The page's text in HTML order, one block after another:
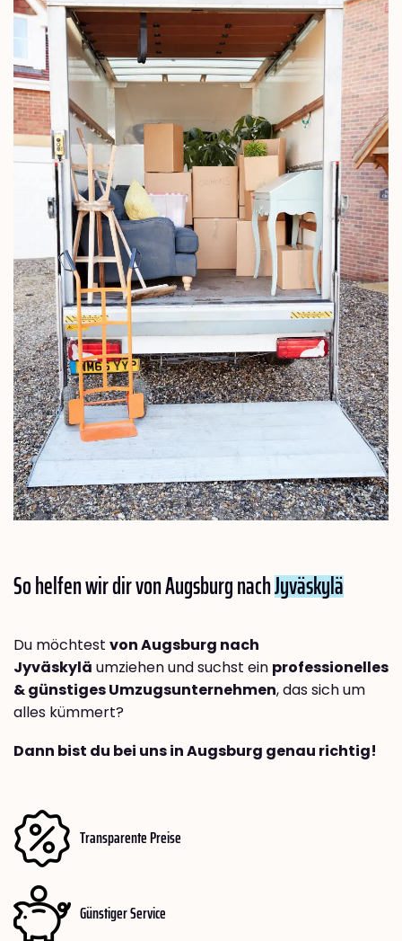
So helfen wir dir von Augsburg nachJyväskylä
Du möchtest von Augsburg nach
Jyväskylä umziehen und suchst ein professionelles
& günstiges Umzugsunternehmen, das sich um
alles kümmert?
Dann bist du bei uns in Augsburg genau richtig!
Transparente Preise
Günstiger Service